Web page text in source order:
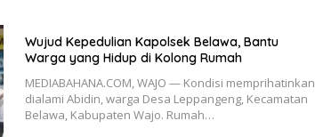
Wujud Kepedulian Kapolsek Belawa, Bantu
Warga yang Hidup di Kolong Rumah
MEDIABAHANA.COM, WAJO — Kondisi memprihatinkan
dialami Abidin, warga Desa Leppangeng, Kecamatan
Belawa, Kabupaten Wajo. Rumah…